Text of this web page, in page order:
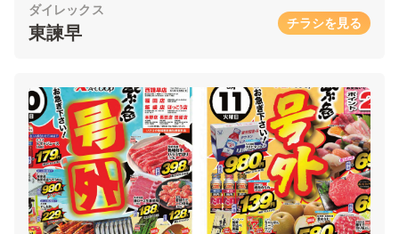
ダイレックス
東諫早 チラシを見る